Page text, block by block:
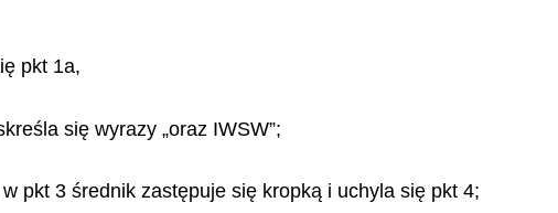
pkt 1a,
się wyrazy „oraz IWSW”;
pkt 3 średnik zastępuje się kropką i uchyla się pkt 4;